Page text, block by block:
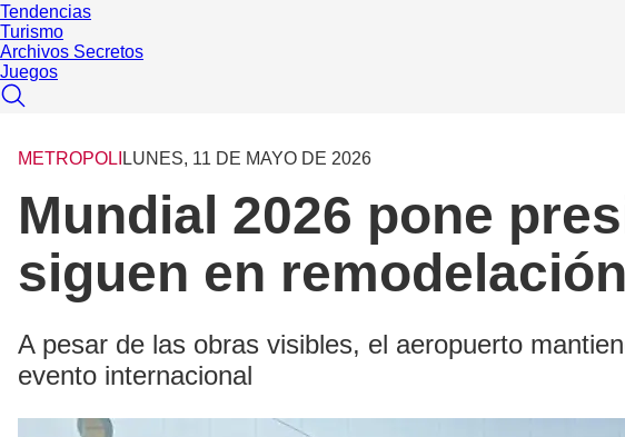
Tendencias
Turismo
Archivos Secretos
Juegos
METROPOLI LUNES, 11 DE MAYO DE 2026
Mundial 2026 pone
siguen en remodelación
A pesar de las obras visibles, el aeropuerto
evento internacional